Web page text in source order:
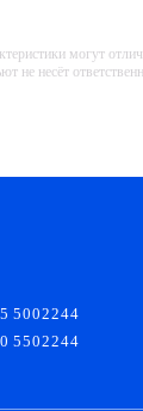
могут
не несёт
5002244
5502244